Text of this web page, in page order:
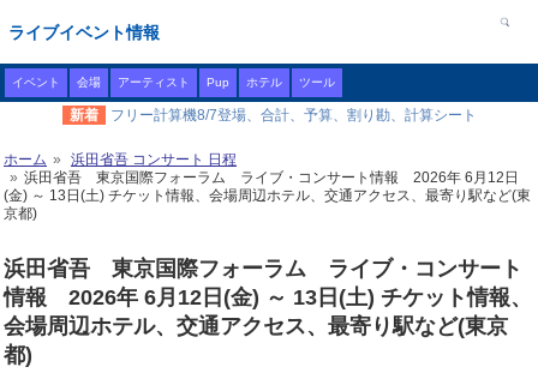
ライブイベント情報
イベント 会場 アーティスト Pup ホテル ツール
新着 フリー計算機8/7登場、合計、予算、割り勘、計算シート
ホーム
浜田省吾 コンサート 日程
浜田省吾 東京国際フォーラム ライブ・コンサート情報 2026年 6月12日
(金) ～ 13日(土) チケット情報、会場周辺ホテル、交通アクセス、最寄り駅など(東
京都)
浜田省吾 東京国際フォーラム ライブ・コンサート
情報 2026年 6月12日(金) ～ 13日(土) チケット情報、
会場周辺ホテル、交通アクセス、最寄り駅など(東京
都)